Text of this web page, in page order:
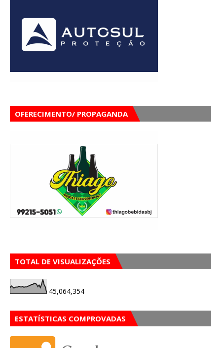
OFERECIMENTO/ PROPAGANDA
TOTAL DE VISUALIZAÇÕES
45,064,354
ESTATÍSTICAS COMPROVADAS